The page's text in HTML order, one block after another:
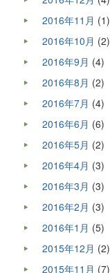
2016年11月 (1)
2016年10月 (2)
2016年9月 (4)
2016年8月 (2)
2016年7月 (4)
2016年6月 (6)
2016年5月 (2)
2016年4月 (3)
2016年3月 (3)
2016年2月 (3)
2016年1月 (5)
2015年12月 (2)
2015年11月 (7)